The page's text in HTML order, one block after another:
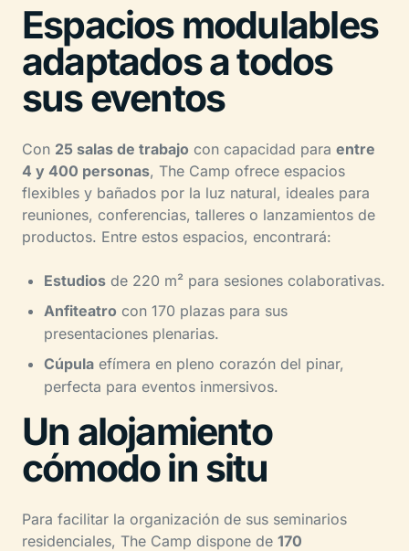
Espacios modulables
adaptados a todos
sus eventos
Con 25 salas de trabajo con capacidad para entre
4 y 400 personas, The Camp ofrece espacios
flexibles y bañados por la luz natural, ideales para
reuniones, conferencias, talleres o lanzamientos de
productos. Entre estos espacios, encontrará:
Estudios de 220 m² para sesiones colaborativas.
Anfiteatro con 170 plazas para sus
presentaciones plenarias.
Cúpula efímera en pleno corazón del pinar,
perfecta para eventos inmersivos.
Un alojamiento
cómodo in situ
Para facilitar la organización de sus seminarios
residenciales, The Camp dispone de 170